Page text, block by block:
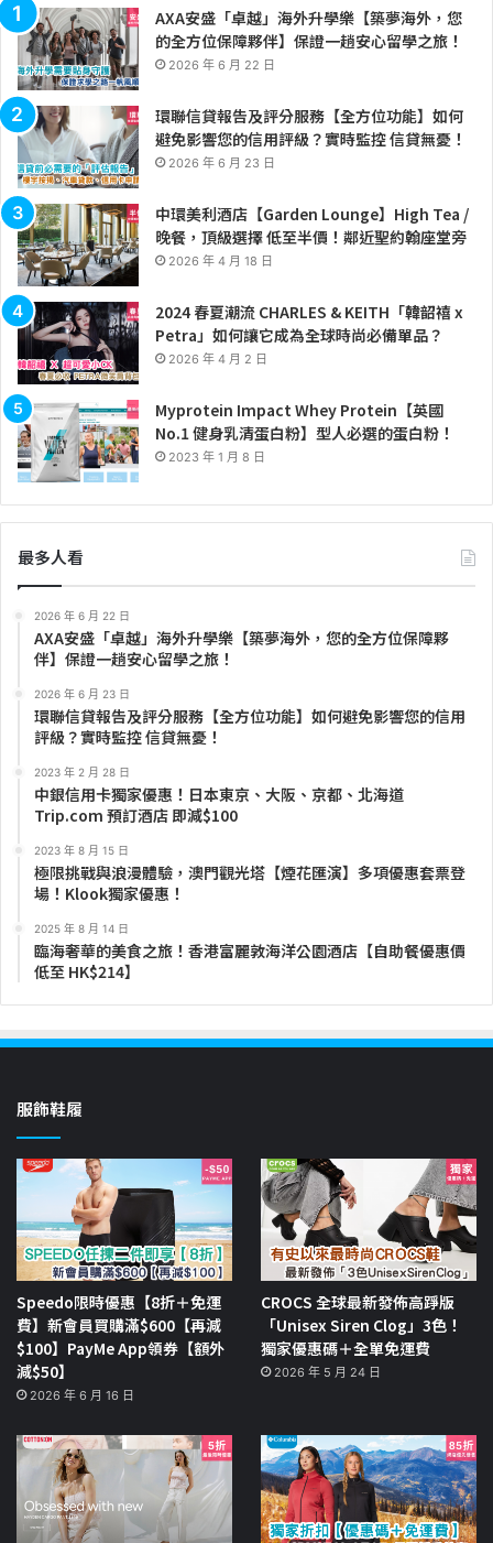
AXA安盛「卓越」海外升學樂【築夢海外，您
的全方位保障夥伴】保證一趟安心留學之旅！
2026 年 6 月 22 日
環聯信貸報告及評分服務【全方位功能】如何
避免影響您的信用評級？實時監控 信貸無憂！
2026 年 6 月 23 日
中環美利酒店【Garden Lounge】High Tea /
晚餐，頂級選擇 低至半價！鄰近聖約翰座堂旁
2026 年 4 月 18 日
2024 春夏潮流 CHARLES & KEITH「韓韶禧 x
Petra」如何讓它成為全球時尚必備單品？
2026 年 4 月 2 日
Myprotein Impact Whey Protein【英國
No.1 健身乳清蛋白粉】型人必選的蛋白粉！
2023 年 1 月 8 日
最多人看
2026 年 6 月 22 日
AXA安盛「卓越」海外升學樂【築夢海外，您的全方位保障夥
伴】保證一趟安心留學之旅！
2026 年 6 月 23 日
環聯信貸報告及評分服務【全方位功能】如何避免影響您的信用
評級？實時監控 信貸無憂！
2023 年 2 月 28 日
中銀信用卡獨家優惠！日本東京、大阪、京都、北海道
Trip.com 預訂酒店 即減$100
2023 年 8 月 15 日
極限挑戰與浪漫體驗，澳門觀光塔【煙花匯演】多項優惠套票登
場！Klook獨家優惠！
2025 年 8 月 14 日
臨海奢華的美食之旅！香港富麗敦海洋公園酒店【自助餐優惠價
低至 HK$214】
服飾鞋履
Speedo限時優惠【8折＋免運
費】新會員買購滿$600【再減
$100】PayMe App領券【額外
減$50】
2026 年 6 月 16 日
CROCS 全球最新發佈高踭版
「Unisex Siren Clog」3色！
獨家優惠碼＋全單免運費
2026 年 5 月 24 日